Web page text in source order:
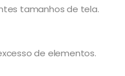
tamanhos de tela.
de elementos.